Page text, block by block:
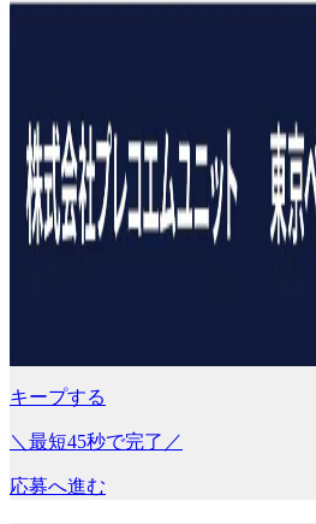
キープする
＼最短45秒で完了／
応募へ進む